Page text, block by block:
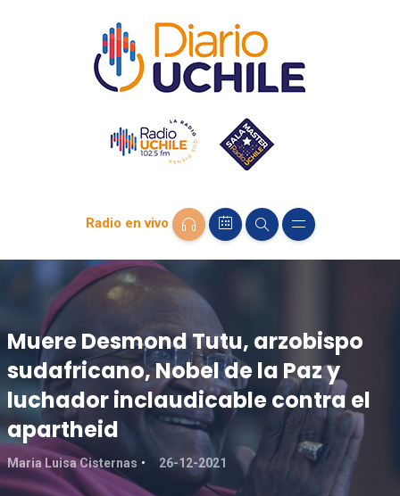
Radio en vivo
Muere Desmond Tutu, arzobispo
sudafricano, Nobel de la Paz y
luchador inclaudicable contra el
apartheid
Maria Luisa Cisternas 26-12-2021